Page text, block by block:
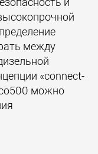
между
«connect-
можно